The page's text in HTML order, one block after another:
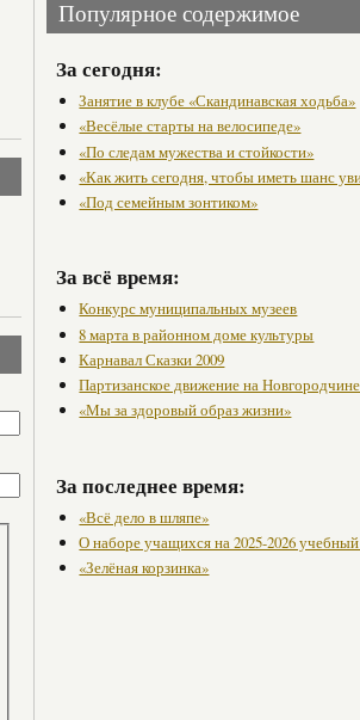
Популярное содержимое
За сегодня:
Занятие в клубе «Скандинавская ходьба»
«Весёлые старты на велосипеде»
«По следам мужества и стойкости»
«Как жить сегодня, чтобы иметь шанс
«Под семейным зонтиком»
За всё время:
Конкурс муниципальных музеев
8 марта в районном доме культуры
Карнавал Сказки 2009
Партизанское движение на
«Мы за здоровый образ жизни»
За последнее время:
«Всё дело в шляпе»
О наборе учащихся на 2025-2026
«Зелёная корзинка»